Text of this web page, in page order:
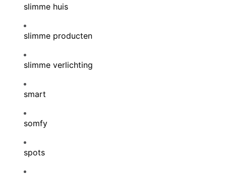
slimme huis
slimme producten
slimme verlichting
smart
somfy
spots